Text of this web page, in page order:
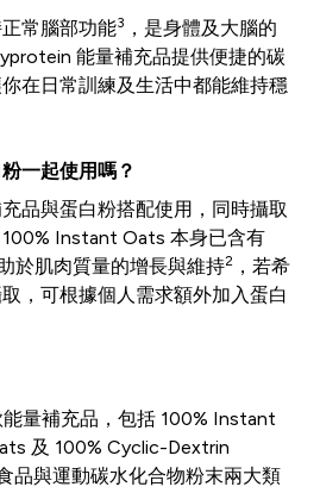
常腦部功能3 ，是身體及大腦的
能量補充品提供便捷的碳
在日常訓練及生活中都能維持穩
一起使用嗎？
品與蛋白粉搭配使用，同時攝取
Instant Oats 本身已含有
於肌肉質量的增長與維持2，若希
，可根據個人需求額外加入蛋白
量補充品，包括 100% Instant
及 100% Cyclic-Dextrin
品與運動碳水化合物粉末兩大類